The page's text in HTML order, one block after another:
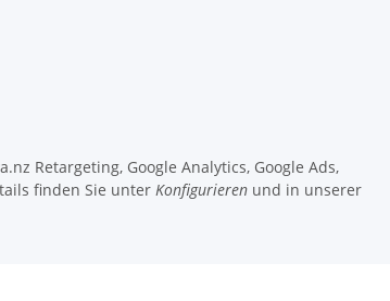
Retargeting, Google Analytics, Google Ads,
finden Sie unter Konfigurieren und in unserer